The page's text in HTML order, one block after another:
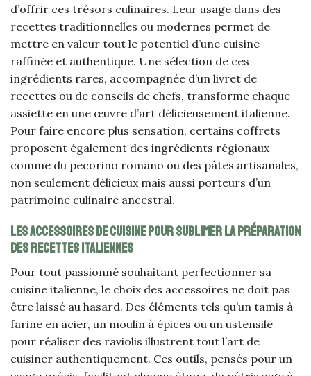
d’offrir ces trésors culinaires. Leur usage dans des
recettes traditionnelles ou modernes permet de
mettre en valeur tout le potentiel d’une cuisine
raffinée et authentique. Une sélection de ces
ingrédients rares, accompagnée d’un livret de
recettes ou de conseils de chefs, transforme chaque
assiette en une œuvre d’art délicieusement italienne.
Pour faire encore plus sensation, certains coffrets
proposent également des ingrédients régionaux
comme du pecorino romano ou des pâtes artisanales,
non seulement délicieux mais aussi porteurs d’un
patrimoine culinaire ancestral.
Les accessoires de cuisine pour sublimer la préparation
des recettes italiennes
Pour tout passionné souhaitant perfectionner sa
cuisine italienne, le choix des accessoires ne doit pas
être laissé au hasard. Des éléments tels qu’un tamis à
farine en acier, un moulin à épices ou un ustensile
pour réaliser des raviolis illustrent tout l’art de
cuisiner authentiquement. Ces outils, pensés pour un